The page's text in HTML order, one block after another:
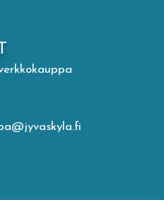
festivaali